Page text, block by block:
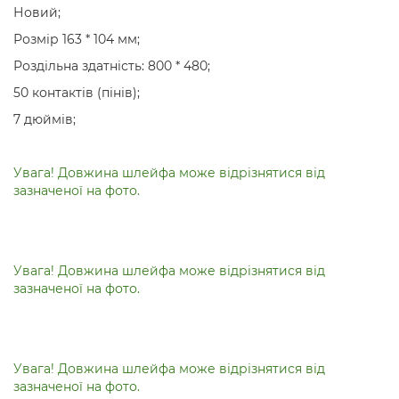
Новий;
Розмір 163 * 104 мм;
Роздільна здатність: 800 * 480;
50 контактів (пінів);
7 дюймів;
Увага! Довжина шлейфа може відрізнятися від
зазначеної на фото.
Увага! Довжина шлейфа може відрізнятися від
зазначеної на фото.
Увага! Довжина шлейфа може відрізнятися від
зазначеної на фото.